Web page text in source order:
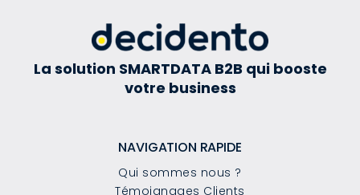
La solution SMARTDATA B2B qui booste
votre business
NAVIGATION RAPIDE
Qui sommes nous ?
Témoignages Clients